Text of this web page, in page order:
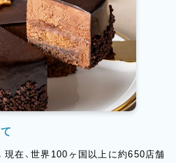
在、世界100ヶ国以上に約650店舗